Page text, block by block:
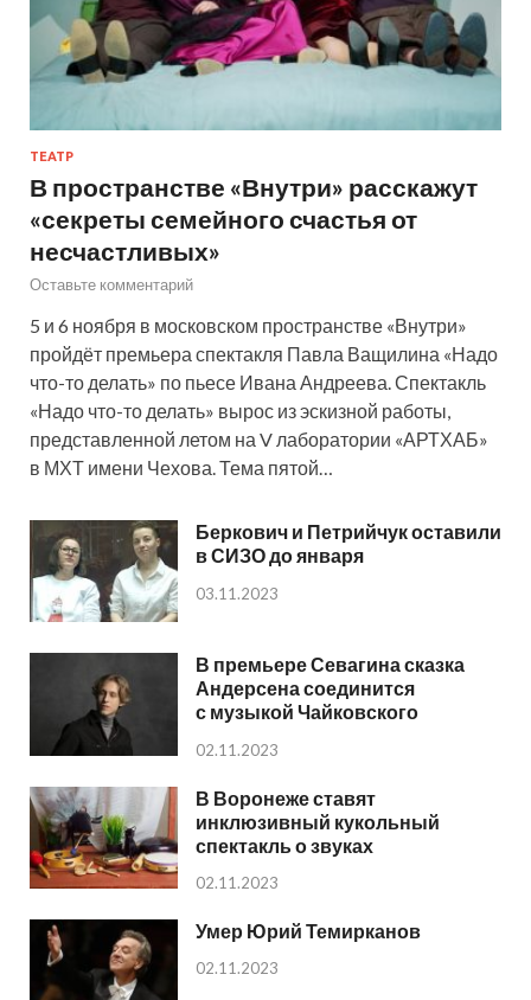
ТЕАТР
В пространстве «Внутри» расскажут
«секреты семейного счастья от
несчастливых»
Оставьте комментарий
5 и 6 ноября в московском пространстве «Внутри»
пройдёт премьера спектакля Павла Ващилина «Надо
что-то делать» по пьесе Ивана Андреева. Спектакль
«Надо что-то делать» вырос из эскизной работы,
представленной летом на V лаборатории «АРТХАБ»
в МХТ имени Чехова. Тема пятой…
Беркович и Петрийчук оставили
в СИЗО до января
03.11.2023
В премьере Севагина сказка
Андерсена соединится
с музыкой Чайковского
02.11.2023
В Воронеже ставят
инклюзивный кукольный
спектакль о звуках
02.11.2023
Умер Юрий Темирканов
02.11.2023